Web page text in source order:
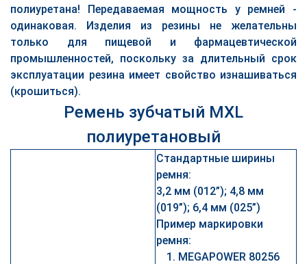
полиуретана! Передаваемая мощность у ремней -
одинаковая. Изделия из резины не желательны
только для пищевой и фармацевтической
промышленностей, поскольку за длительный срок
эксплуатации резина имеет свойство изнашиваться
(крошиться).
Ремень зубчатый MXL
полиуретановый
Стандартные ширины
ремня:
3,2 мм (012”); 4,8 мм
(019”); 6,4 мм (025”)
Пример маркировки
ремня:
MEGAPOWER 80256